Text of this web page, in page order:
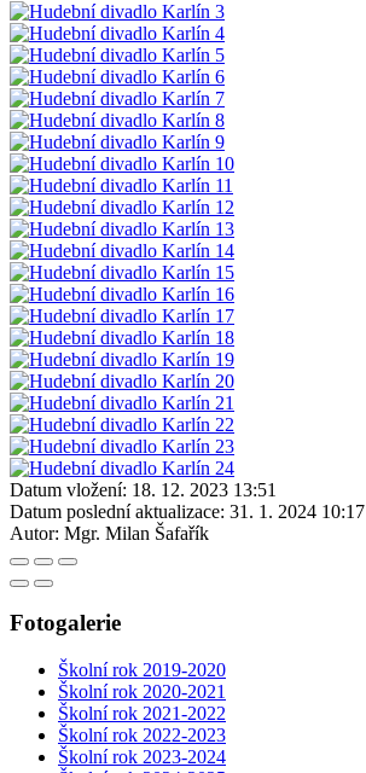
Datum vložení: 18. 12. 2023 13:51
Datum poslední aktualizace: 31. 1. 2024 10:17
Autor: Mgr. Milan Šafařík
Fotogalerie
Školní rok 2019-2020
Školní rok 2020-2021
Školní rok 2021-2022
Školní rok 2022-2023
Školní rok 2023-2024